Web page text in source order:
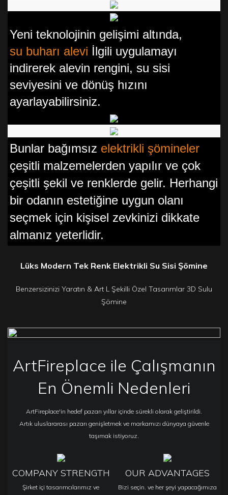
Yeni teknolojinin gelişimi altında,
su buharı alevi İlgili uygulamayı
indirerek alevin rengini, su sisi
seviyesini ve dönüş hızını
ayarlayabilirsiniz.
Bunlar bağımsız elektrikli şömineler
çeşitli malzemelerden yapılır ve çok
çeşitli şekil ve renklerde gelir. Herhangi
bir odanın estetiğine uygun olanı
seçmek için kişisel zevkinizi dikkate
almanız yeterlidir.
Lüks Modern Tek Renk Elektrikli Su Sisi Şömine
Benzersizinizi Yaratın & Art L Şekilli Özel Tasarımlar 3D Sulu
Şömine
ArtFireplace ile Çalışmanın
En Önemli Nedenleri
ArtFireplace'in hedef pazarı yıllar içinde sürekli olarak geliştirildi.
Artık uluslararası pazarı genişletmek ve markamızı dünyaya güvenle
taşımak istiyoruz.
COMPANY STRENGTH
Şirket içi tasarımcılarımız ve
OUR ADVANTAGES
Bizi seçin. ve her şeyi yapacağımıza